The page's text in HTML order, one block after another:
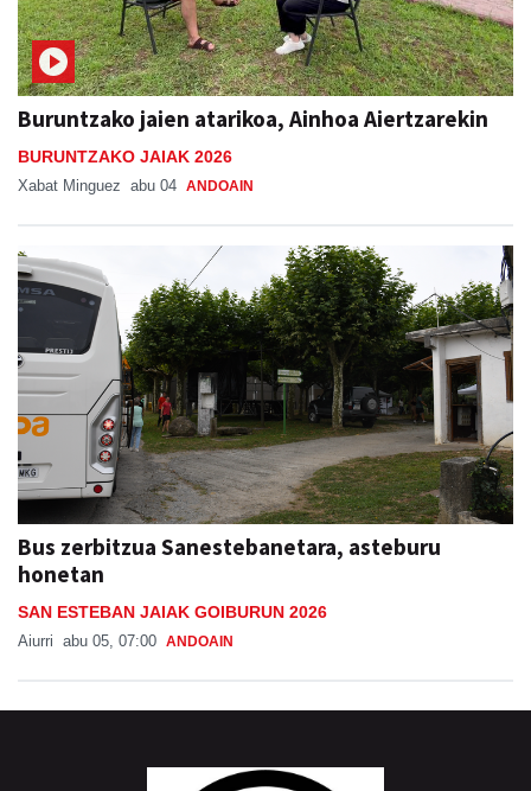
Buruntzako jaien atarikoa, Ainhoa Aiertzarekin
BURUNTZAKO JAIAK 2026
Xabat Minguez abu 04 ANDOAIN
Bus zerbitzua Sanestebanetara, asteburu
honetan
SAN ESTEBAN JAIAK GOIBURUN 2026
Aiurri abu 05, 07:00 ANDOAIN